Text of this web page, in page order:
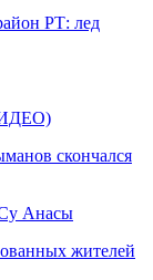
РТ: лед
скончался
Анасы
жителей